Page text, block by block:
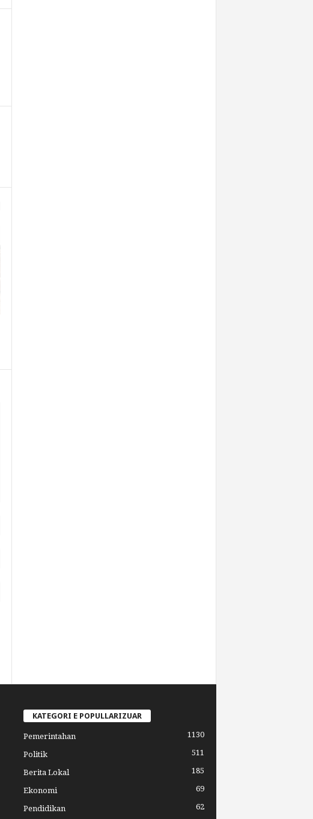
KATEGORI E POPULLARIZUAR
Pemerintahan 1130
Politik 511
Berita Lokal 185
Ekonomi 69
Pendidikan 62